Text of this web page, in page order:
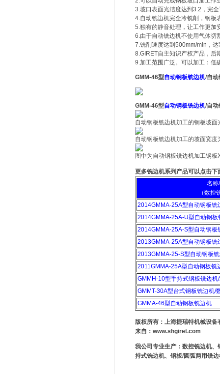
3.坡口表面光洁度达到3.2，完
4.自动铣边机完全冷铣削，钢板
5.独有的静音处理，让工作更加
6.由于自动铣边机不使用气体切
7.铣削速度达到500mm/min，
8.GIRET自主知识产权产品，后
9.加工范围广泛。可以加工：低
GMM-46型自动钢板铣边机/自动
GMM-46型自动钢板铣边机/自动
自动钢板铣边机加工的钢板坡
自动钢板铣边机加工的坡面宽
图中为自动钢板铣边机加工钢板
更多铣边机系列产品可以点击下
名称
（数控
2014GMMA-25A型自动钢板铣
2014GMMA-25A-U型自动钢板
2014GMMA-25A-S型自动钢板
2013GMMA-25A型自动钢板铣
2013GMMA-25-S型自动钢板
2011GMMA-25A型自动钢板铣
GMMH-10型手持式钢板铣边机
GMMT-30A型台式钢板铣边机/
GMMA-46型自动钢板铣边机
版权所有：上海捷瑞特机械设
来自： www.shgiret.com
我公司专业生产：数控铣边机
持式铣边机、钢板/圆弧两用铣